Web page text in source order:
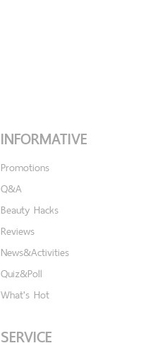
INFORMATIVE
Promotions
Q&A
Beauty Hacks
Reviews
News&Activities
Quiz&Poll
What's Hot
SERVICE